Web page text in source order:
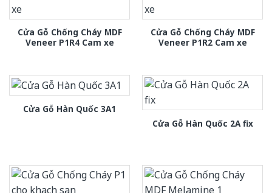
Cửa Gỗ Chống Cháy MDF
Veneer P1R4 Cam xe
Cửa Gỗ Chống Cháy MDF
Veneer P1R2 Cam xe
Cửa Gỗ Hàn Quốc 3A1
Cửa Gỗ Hàn Quốc 2A fix